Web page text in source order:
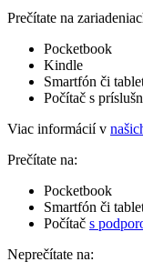
Prečítate na
Pocketbook
Kindle
Smartfón či
Počítač s
Viac informácií v
Prečítate na:
Pocketbook
Smartfón či
Počítač s
Neprečítate na: